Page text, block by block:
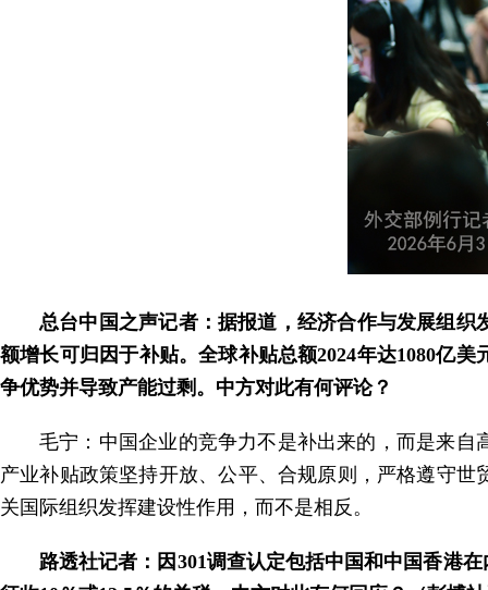
总台中国之声记者：据报道，经济合作与发展组织
额增长可归因于补贴。全球补贴总额2024年达1080亿
争优势并导致产能过剩。中方对此有何评论？
毛宁：中国企业的竞争力不是补出来的，而是来
产业补贴政策坚持开放、公平、合规原则，严格遵守
关国际组织发挥建设性作用，而不是相反。
路透社记者：因301调查认定包括中国和中国香港